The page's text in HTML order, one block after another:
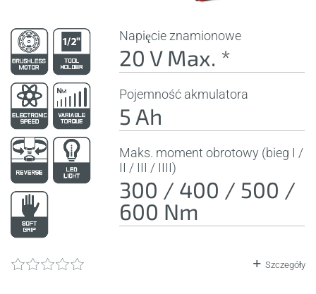
Napięcie znamionowe
20 V Max. *
Pojemność akmulatora
5 Ah
Maks. moment obrotowy (bieg I /
II / III / IIII)
300 / 400 / 500 /
600 Nm
Szczegóły